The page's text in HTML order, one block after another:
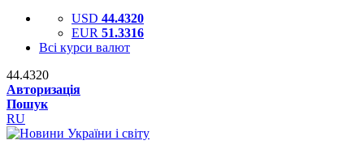
USD 44.4320
EUR 51.3316
Всі курси валют
44.4320
Авторизація
Пошук
RU